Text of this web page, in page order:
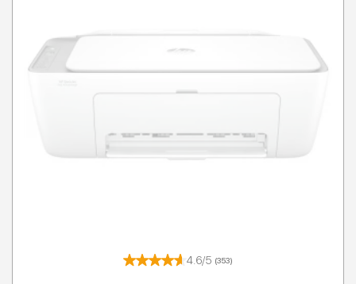
4.6/5 (353)